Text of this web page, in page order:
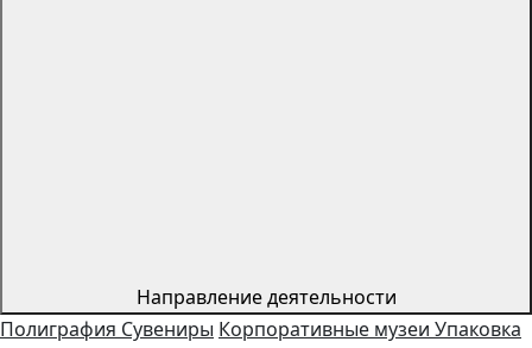
Направление деятельности
Полиграфия Сувениры Корпоративные музеи Упаковка